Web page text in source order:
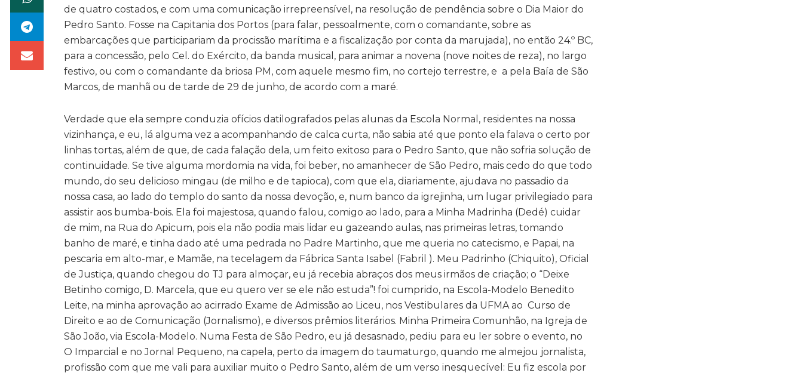
de quatro costados, e com uma comunicação irrepreensível, na resolução de pendência sobre o Dia Maior do
Pedro Santo. Fosse na Capitania dos Portos (para falar, pessoalmente, com o comandante, sobre as
embarcações que participariam da procissão marítima e a fiscalização por conta da marujada), no então 24.º BC,
para a concessão, pelo Cel. do Exército, da banda musical, para animar a novena (nove noites de reza), no largo
festivo, ou com o comandante da briosa PM, com aquele mesmo fim, no cortejo terrestre, e a pela Baía de São
Marcos, de manhã ou de tarde de 29 de junho, de acordo com a maré.
Verdade que ela sempre conduzia ofícios datilografados pelas alunas da Escola Normal, residentes na nossa
vizinhança, e eu, lá alguma vez a acompanhando de calca curta, não sabia até que ponto ela falava o certo por
linhas tortas, além de que, de cada falação dela, um feito exitoso para o Pedro Santo, que não sofria solução de
continuidade. Se tive alguma mordomia na vida, foi beber, no amanhecer de São Pedro, mais cedo do que todo
mundo, do seu delicioso mingau (de milho e de tapioca), com que ela, diariamente, ajudava no passadio da
nossa casa, ao lado do templo do santo da nossa devoção, e, num banco da igrejinha, um lugar privilegiado para
assistir aos bumba-bois. Ela foi majestosa, quando falou, comigo ao lado, para a Minha Madrinha (Dedé) cuidar
de mim, na Rua do Apicum, pois ela não podia mais lidar eu gazeando aulas, nas primeiras letras, tomando
banho de maré, e tinha dado até uma pedrada no Padre Martinho, que me queria no catecismo, e Papai, na
pescaria em alto-mar, e Mamãe, na tecelagem da Fábrica Santa Isabel (Fabril ). Meu Padrinho (Chiquito), Oficial
de Justiça, quando chegou do TJ para almoçar, eu já recebia abraços dos meus irmãos de criação; o “Deixe
Betinho comigo, D. Marcela, que eu quero ver se ele não estuda”! foi cumprido, na Escola-Modelo Benedito
Leite, na minha aprovação ao acirrado Exame de Admissão ao Liceu, nos Vestibulares da UFMA ao Curso de
Direito e ao de Comunicação (Jornalismo), e diversos prêmios literários. Minha Primeira Comunhão, na Igreja de
São João, via Escola-Modelo. Numa Festa de São Pedro, eu já desasnado, pediu para eu ler sobre o evento, no
O Imparcial e no Jornal Pequeno, na capela, perto da imagem do taumaturgo, quando me almejou jornalista,
profissão com que me vali para auxiliar muito o Pedro Santo, além de um verso inesquecível: Eu fiz escola por